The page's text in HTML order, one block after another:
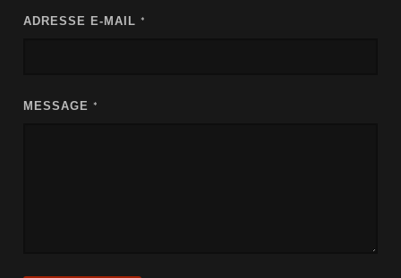
ADRESSE E-MAIL*
MESSAGE*